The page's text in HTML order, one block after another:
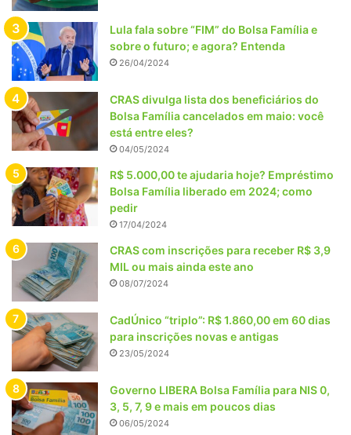
Lula fala sobre “FIM” do Bolsa Família e
sobre o futuro; e agora? Entenda
26/04/2024
CRAS divulga lista dos beneficiários do
Bolsa Família cancelados em maio: você
está entre eles?
04/05/2024
R$ 5.000,00 te ajudaria hoje? Empréstimo
Bolsa Família liberado em 2024; como
pedir
17/04/2024
CRAS com inscrições para receber R$ 3,9
MIL ou mais ainda este ano
08/07/2024
CadÚnico “triplo”: R$ 1.860,00 em 60 dias
para inscrições novas e antigas
23/05/2024
Governo LIBERA Bolsa Família para NIS 0,
3, 5, 7, 9 e mais em poucos dias
06/05/2024